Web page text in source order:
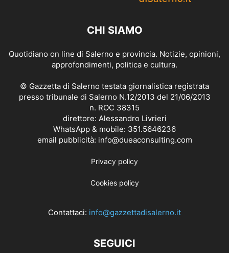
CHI SIAMO
Quotidiano on line di Salerno e provincia. Notizie, opinioni,
approfondimenti, politica e cultura.
© Gazzetta di Salerno testata giornalistica registrata
presso tribunale di Salerno N.12/2013 del 21/06/2013
n. ROC 38315
direttore: Alessandro Livrieri
WhatsApp & mobile: 351.5646236
email pubblicità: info@dueaconsulting.com
Privacy policy
Cookies policy
Contattaci: info@gazzettadisalerno.it
SEGUICI